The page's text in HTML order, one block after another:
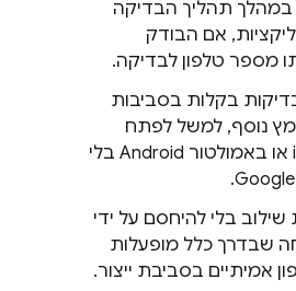
במהלך תהליך הבדיקה
אם הבודק
מספר טלפון לבדיקה.
בקלות בסביבות
נוסף, למשל לפתח
באמולטור iOS או באמולטור Android בלי
Google
בלי להיחסם על ידי
שבדרך כלל מופעלות
אמיתיים בסביבת ייצור.